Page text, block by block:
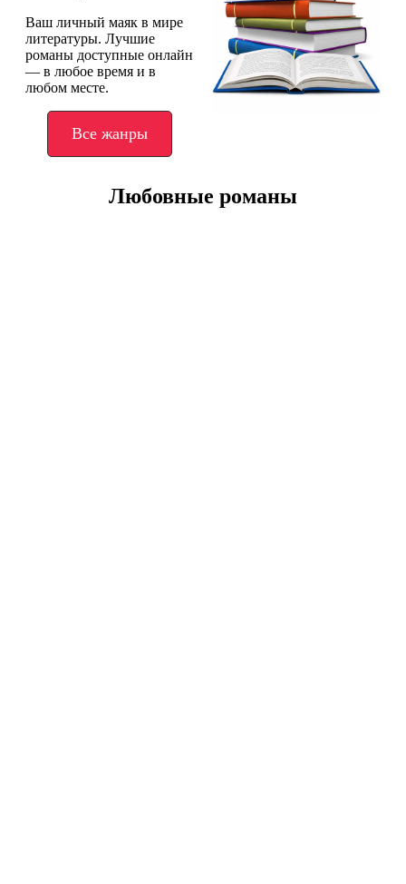
Ваш личный маяк в мире
литературы. Лучшие
романы доступные онлайн
— в любое время и в
любом месте.
Все жанры
Любовные романы